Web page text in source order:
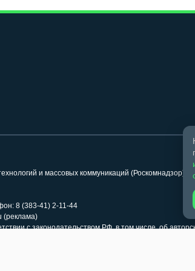
и массовых коммуникаций
8 (383-41) 2-11-44
(реклама)
с законодательством РФ, в том числе, об